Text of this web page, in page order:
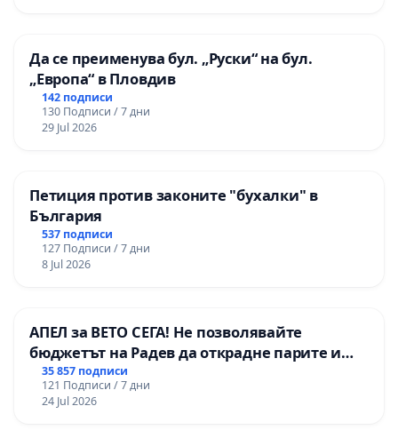
Да се преименува бул. „Руски“ на бул.
„Европа“ в Пловдив
142 подписи
130 Подписи / 7 дни
29 Jul 2026
Петиция против законите "бухалки" в
България
537 подписи
127 Подписи / 7 дни
8 Jul 2026
АПЕЛ за ВЕТО СЕГА! Не позволявайте
бюджетът на Радев да открадне парите и
правата ни в тъмното
35 857 подписи
121 Подписи / 7 дни
24 Jul 2026